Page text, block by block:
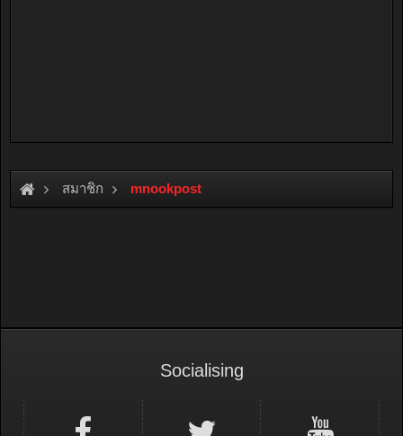
สมาชิก mnookpost
Socialising